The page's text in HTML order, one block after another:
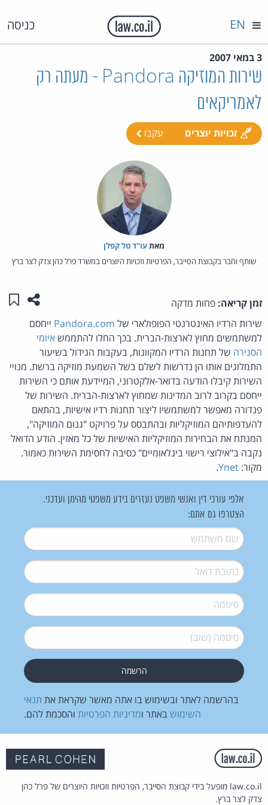
כניסה EN
3 במאי 2007
שירות המוזיקה Pandora - מעתה רק
לאמריקאים
זכויות יוצרים עקבו
מאת‏עו"ד טל קפלן
שותף וחבר בקבוצת הסייבר, הפרטיות וזכויות היוצרים במשרד פרל כהן צדק לצר ברץ
זמן קריאה: פחות מדקה שתפו
שירות הרדיו האינטרנטי הפופולארי של Pandora.com ייחסם
למשתמשים מחוץ לארצות-הברית. בכך החלו להתממשאיומי
הסגירה של תחנות הרדיו המקוונות, בעקבות הגידול בשיעור
התמלוגים אותו הן נדרשות לשלם בשל השמעת מוזיקה ברשת. מנויי
השירות קיבלו הודעה בדואר-אלקטרוני, המיידעת אותם כי השירות
ייחסם בקרוב לרוב המדינות שמחוץ לארצות-הברית. השירות של
פנדורה מאפשר למשתמשיו ליצור תחנות רדיו אישיות, בהתאם
להעדפותיהם המוזיקליות ובהתבסס על פרויקט "גנום המוזיקה",
המנתח את הבחירות המוזיקליות האישיות של כל מאזין. הודע הדואל
נקבה ב"אילוצי רישוי בינלאומיים" כסיבה לחסימת השירות כאמור.
מקור: Ynet
.
אלפי עורכי דין ואנשי משפט נעזרים בידע משפטי מהימן ועדכני.
הצטרפו גם אתם:
שם משתמש*
דואל*
סיסמה*
סיסמה (שוב)*
בהרשמה לאתר ובשימוש בו אתה מאשר שקראת את תנאי
השימוש באתר ומדיניות הפרטיות והסכמת להם.
law.co.il מופעל בידי קבוצת הסייבר, הפרטיות וזכויות היוצרים של פרל כהן
צדק לצר ברץ.